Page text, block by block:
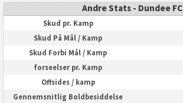
Andre Stats - Dundee FC
Skud pr. Kamp
Skud På Mål / Kamp
Skud Forbi Mål / Kamp
forseelser pr. Kamp
Offsides / kamp
Gennemsnitlig Boldbesiddelse